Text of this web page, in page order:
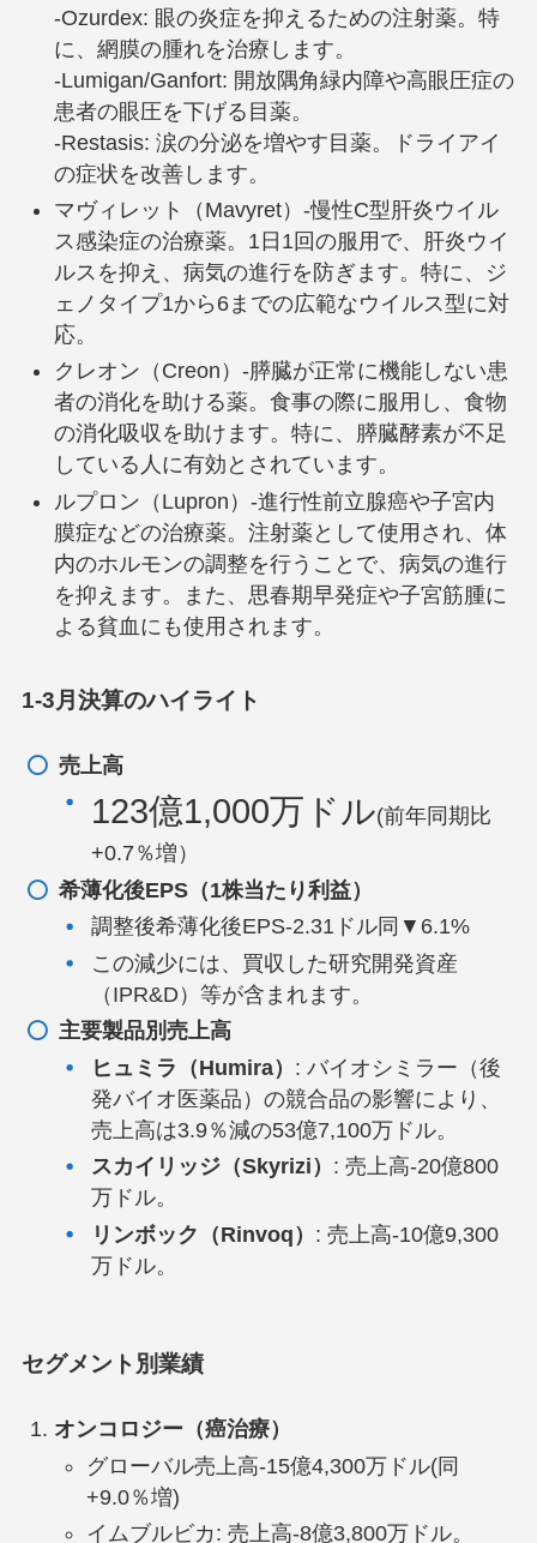
-Ozurdex: 眼の炎症を抑えるための注射薬。特
に、網膜の腫れを治療します。
-Lumigan/Ganfort: 開放隅角緑内障や高眼圧症の
患者の眼圧を下げる目薬。
-Restasis: 涙の分泌を増やす目薬。ドライアイ
の症状を改善します。
マヴィレット（Mavyret）-慢性C型肝炎ウイル
ス感染症の治療薬。1日1回の服用で、肝炎ウイ
ルスを抑え、病気の進行を防ぎます。特に、ジ
ェノタイプ1から6までの広範なウイルス型に対
応。
クレオン（Creon）-膵臓が正常に機能しない患
者の消化を助ける薬。食事の際に服用し、食物
の消化吸収を助けます。特に、膵臓酵素が不足
している人に有効とされています。
ルプロン（Lupron）-進行性前立腺癌や子宮内
膜症などの治療薬。注射薬として使用され、体
内のホルモンの調整を行うことで、病気の進行
を抑えます。また、思春期早発症や子宮筋腫に
よる貧血にも使用されます。
1-3月決算のハイライト
売上高
123億1,000万ドル(前年同期比
+0.7％増）
希薄化後EPS（1株当たり利益）
調整後希薄化後EPS-2.31ドル同▼6.1%
この減少には、買収した研究開発資産
（IPR&D）等が含まれます。
主要製品別売上高
ヒュミラ（Humira） : バイオシミラー（後
発バイオ医薬品）の競合品の影響により、
売上高は3.9％減の53億7,100万ドル。
スカイリッジ（Skyrizi） : 売上高-20億800
万ドル。
リンボック（Rinvoq） : 売上高-10億9,300
万ドル。
セグメント別業績
オンコロジー（癌治療）
グローバル売上高-15億4,300万ドル(同
+9.0％増)
イムブルビカ: 売上高-8億3,800万ドル。